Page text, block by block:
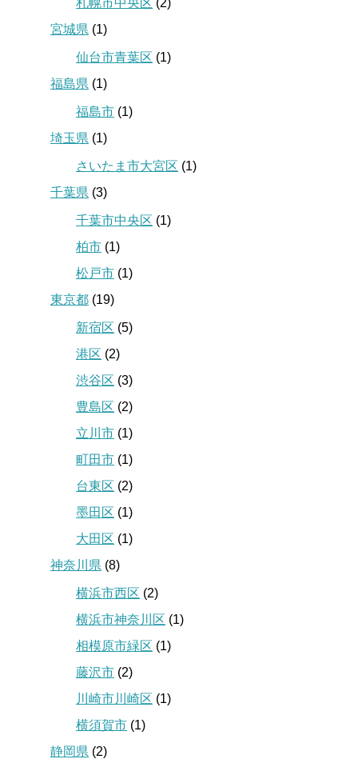
札幌市中央区 (2)
宮城県 (1)
仙台市青葉区 (1)
福島県 (1)
福島市 (1)
埼玉県 (1)
さいたま市大宮区 (1)
千葉県 (3)
千葉市中央区 (1)
柏市 (1)
松戸市 (1)
東京都 (19)
新宿区 (5)
港区 (2)
渋谷区 (3)
豊島区 (2)
立川市 (1)
町田市 (1)
台東区 (2)
墨田区 (1)
大田区 (1)
神奈川県 (8)
横浜市西区 (2)
横浜市神奈川区 (1)
相模原市緑区 (1)
藤沢市 (2)
川崎市川崎区 (1)
横須賀市 (1)
静岡県 (2)